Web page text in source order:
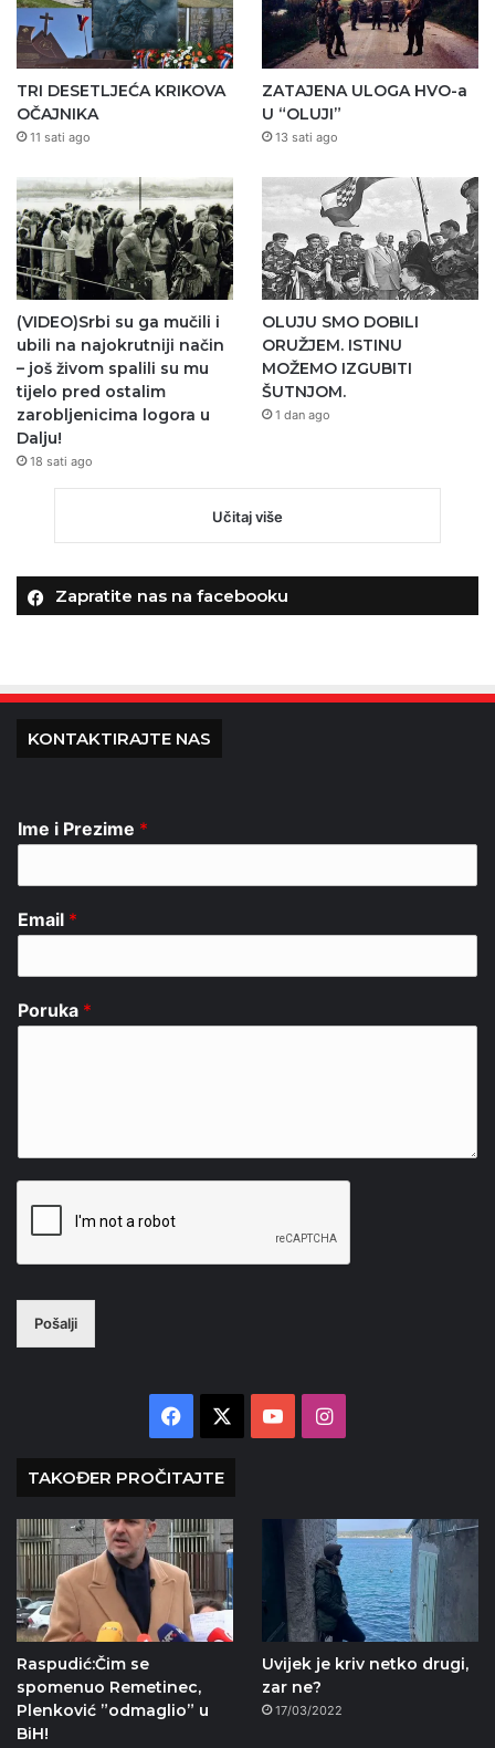
TRI DESETLJEĆA KRIKOVA
OČAJNIKA
11 sati ago
ZATAJENA ULOGA HVO-a
U “OLUJI”
13 sati ago
(VIDEO)Srbi su ga mučili i
ubili na najokrutniji način
– još živom spalili su mu
tijelo pred ostalim
zarobljenicima logora u
Dalju!
18 sati ago
OLUJU SMO DOBILI
ORUŽJEM. ISTINU
MOŽEMO IZGUBITI
ŠUTNJOM.
1 dan ago
Učitaj više
Zapratite nas na facebooku
KONTAKTIRAJTE NAS
Ime i Prezime *
Email *
Poruka *
Pošalji
Facebook YouTubeInstagram
TAKOĐER PROČITAJTE
Raspudić:Čim se
spomenuo Remetinec,
Plenković ”odmaglio” u
BiH!
Uvijek je kriv netko drugi,
zar ne?
17/03/2022